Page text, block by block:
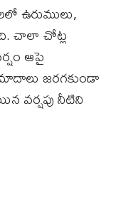
ఉరుములు,
చాలా చోట్ల
ఆపై
జరగకుండా
వర్షపు నీటిని